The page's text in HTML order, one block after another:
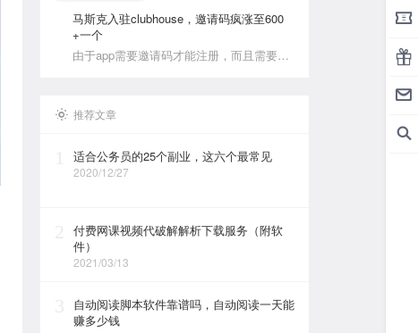
马斯克入驻clubhouse，邀请码疯涨至600
+一个
由于app需要邀请码才能注册，而且需要美
推荐文章
适合公务员的25个副业，这六个最常见
2020/12/27
付费网课视频代破解解析下载服务（附软
件）
2021/03/13
自动阅读脚本软件靠谱吗，自动阅读一天能
赚多少钱